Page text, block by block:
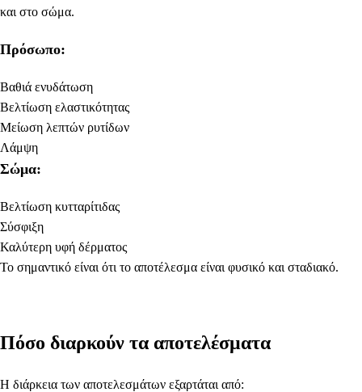
και στο σώμα.
Πρόσωπο:
Βαθιά ενυδάτωση
Βελτίωση ελαστικότητας
Μείωση λεπτών ρυτίδων
Λάμψη
Σώμα:
Βελτίωση κυτταρίτιδας
Σύσφιξη
Καλύτερη υφή δέρματος
Το σημαντικό είναι ότι το αποτέλεσμα είναι φυσικό και σταδιακό.
Πόσο διαρκούν τα αποτελέσματα
Η διάρκεια των αποτελεσμάτων εξαρτάται από: